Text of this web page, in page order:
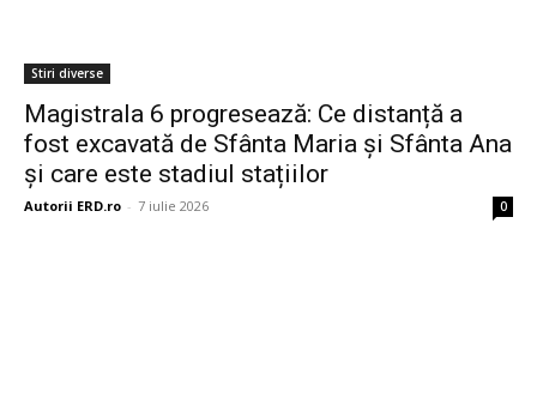
Stiri diverse
Magistrala 6 progresează: Ce distanță a
fost excavată de Sfânta Maria și Sfânta Ana
și care este stadiul stațiilor
Autorii ERD.ro - 7 iulie 2026 0